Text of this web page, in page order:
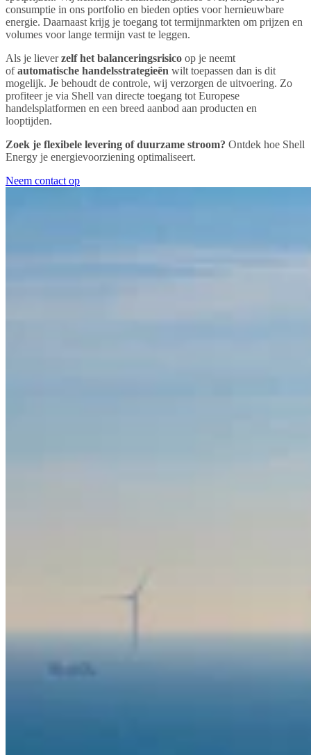
consumptie in ons portfolio en bieden opties voor hernieuwbare
energie. Daarnaast krijg je toegang tot termijnmarkten om prijzen en
volumes voor lange termijn vast te leggen.
Als je lieverzelf het balanceringsrisico op je neemt
ofautomatische handelsstrategieën wilt toepassen dan is dit
mogelijk. Je behoudt de controle, wij verzorgen de uitvoering. Zo
profiteer je via Shell van directe toegang tot Europese
handelsplatformen en een breed aanbod aan producten en
looptijden.
Zoek je flexibele levering of duurzame stroom? Ontdek hoe Shell
Energy je energievoorziening optimaliseert.
Neem contact op